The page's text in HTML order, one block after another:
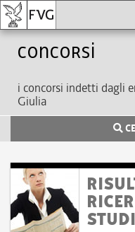
Concorsi
i concorsi indetti dagli
Giulia